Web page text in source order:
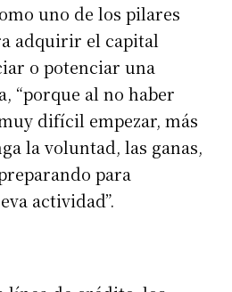
uno de los pilares
adquirir el capital
o potenciar una
“porque al no haber
difícil empezar, más
la voluntad, las ganas,
para
actividad”.